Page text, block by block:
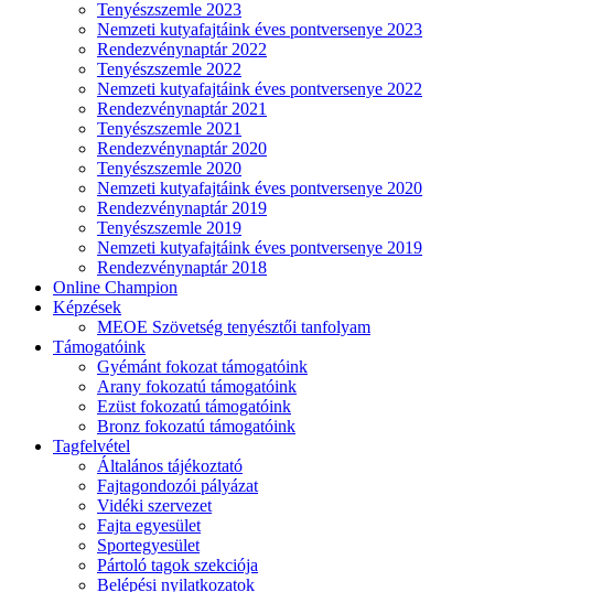
Tenyészszemle 2023
Nemzeti kutyafajtáink éves pontversenye 2023
Rendezvénynaptár 2022
Tenyészszemle 2022
Nemzeti kutyafajtáink éves pontversenye 2022
Rendezvénynaptár 2021
Tenyészszemle 2021
Rendezvénynaptár 2020
Tenyészszemle 2020
Nemzeti kutyafajtáink éves pontversenye 2020
Rendezvénynaptár 2019
Tenyészszemle 2019
Nemzeti kutyafajtáink éves pontversenye 2019
Rendezvénynaptár 2018
Online Champion
Képzések
MEOE Szövetség tenyésztői tanfolyam
Támogatóink
Gyémánt fokozat támogatóink
Arany fokozatú támogatóink
Ezüst fokozatú támogatóink
Bronz fokozatú támogatóink
Tagfelvétel
Általános tájékoztató
Fajtagondozói pályázat
Vidéki szervezet
Fajta egyesület
Sportegyesület
Pártoló tagok szekciója
Belépési nyilatkozatok